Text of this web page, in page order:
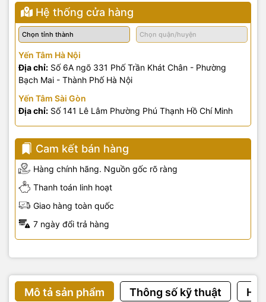
Hệ thống cửa hàng
Yến Tâm Hà Nội
Địa chỉ: Số 6A ngõ 331 Phố Trần Khát Chân - Phường
Bạch Mai - Thành Phố Hà Nội
Yến Tâm Sài Gòn
Địa chỉ: Số 141 Lê Lâm Phường Phú Thạnh Hồ Chí Minh
Cam kết bán hàng
Hàng chính hãng. Nguồn gốc rõ ràng
Thanh toán linh hoạt
Giao hàng toàn quốc
7 ngày đổi trả hàng
Mô tả sản phẩm Thông số kỹ thuật